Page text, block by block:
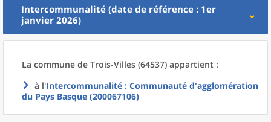
Intercommunalité (date de référence : 1er
janvier 2026)
La commune de Trois-Villes (64537) appartient :
à l'Intercommunalité : Communauté d'agglomération
du Pays Basque (200067106)